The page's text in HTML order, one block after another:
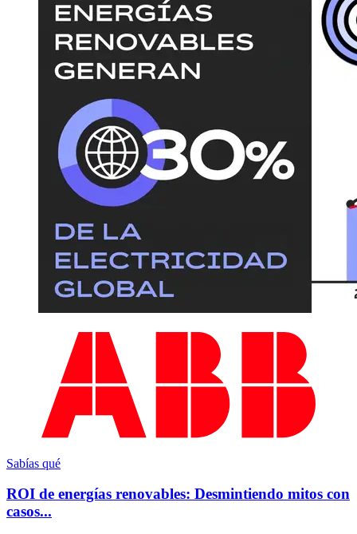
Sabías qué
ROI de energías renovables: Desmintiendo mitos con
casos...